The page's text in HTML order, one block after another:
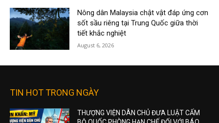
Nông dân Malaysia chật vật đáp ứng cơn
sốt sầu riêng tại Trung Quốc giữa thời
tiết khắc nghiệt
August 6, 2026
TIN HOT TRONG NGÀY
THƯỢNG VIỆN DÂN CHỦ ĐƯA LUẬT CẤM